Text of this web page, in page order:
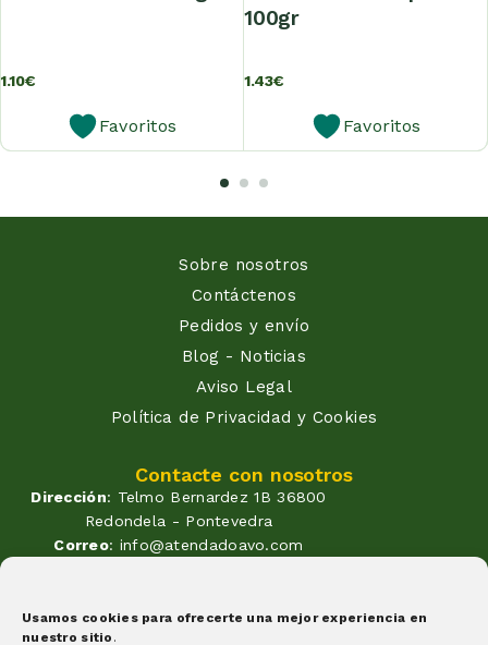
Usamos cookies para ofrecerte una mejor experiencia en
nuestro sitio .
1.10€
Favoritos
100gr
1.43€
Favoritos
Sobre nosotros
Contáctenos
Pedidos y envío
Blog - Noticias
Aviso Legal
Política de Privacidad y Cookies
Contacte con nosotros
Dirección: Telmo Bernardez 1B 36800
Redondela - Pontevedra
Correo: info@atendadoavo.com
Horario: Lunes a Viernes de
09:30 a 14:00 y de 17:00 a 20:00